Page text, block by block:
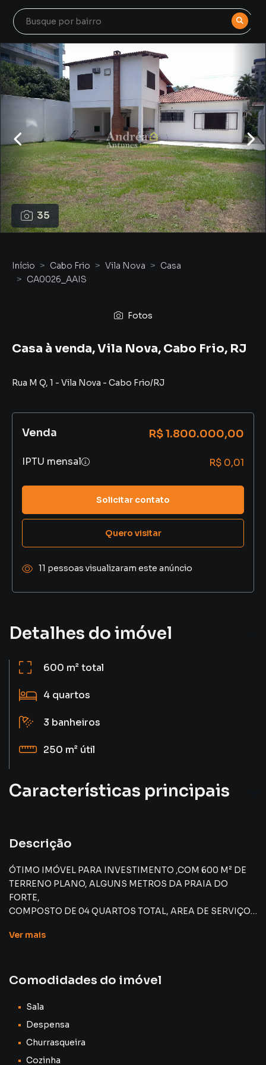
35
Detalhes do imóvel
600 m²total
4 quartos
3 banheiros
250 m² útil
Características principais
Descrição
ÓTIMO IMÓVEL PARA INVESTIMENTO ,COM 600 M² DE
TERRENO PLANO, ALGUNS METROS DA PRAIA DO
FORTE,
COMPOSTO DE 04 QUARTOS TOTAL, AREA DE SERVIÇO,
TALERAL , ÓTIMA LOCALIZAÇÃO PRA MORADIA E
UMA CASA EM ANEXO ,GARAGEM PARA 05 OU MAIS
DOCUMENTO OK , ACEITA FINANCIAMNETO BANCÁRIO.
Casa para Venda em região valorizada do bairro Vila Nova,
em Cabo Frio. Não encontrou o que procurava ou deseja
Ver mais
Comodidades do imóvel
Sala
Despensa
Churrasqueira
Cozinha
Início Cabo Frio Vila Nova
Casa
CA0026_AAIS
Fotos
Casa à venda, Vila Nova, Cabo Frio, RJ
Rua M Q, 1 - Vila Nova - Cabo Frio/RJ
Venda R$ 1.800.000,00
IPTU mensal R$ 0,01
Solicitar contato
Quero visitar
11 pessoas visualizaram este anúncio